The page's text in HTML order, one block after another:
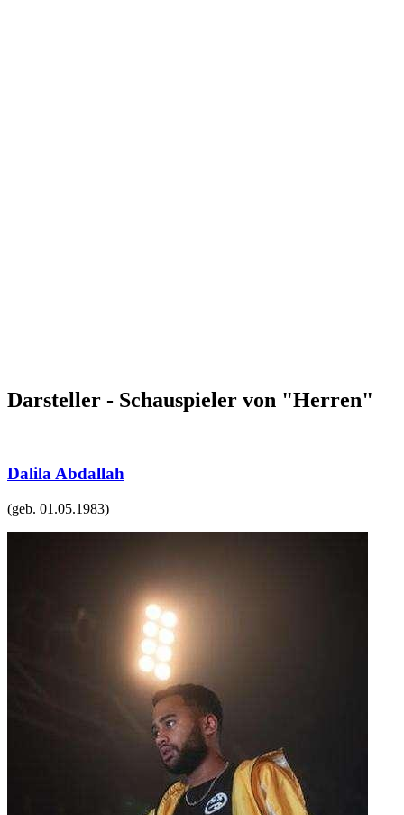
Darsteller - Schauspieler von "Herren"
Dalila Abdallah
(geb. 01.05.1983)